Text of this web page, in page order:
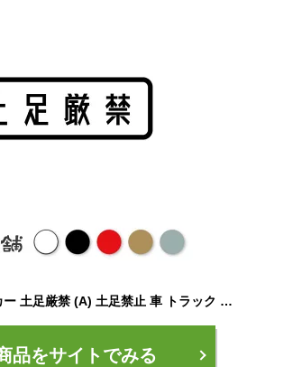
カッティングステッカー 土足厳禁 (A) 土足禁止 車 トラック 室内 裸足 靴を脱いで かっこいい 漢字 特大 大きい
品をサイトでみる